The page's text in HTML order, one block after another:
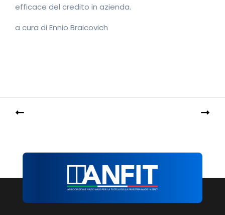
efficace del credito in azienda.
a cura di Ennio Braicovich